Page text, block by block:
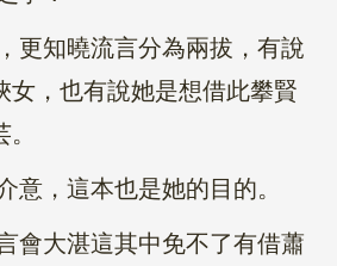
知曉流言分為兩拔，有說
女，也有說她是想借此攀賢
，這本也是她的目的。
大湛這其中免不了有借蕭